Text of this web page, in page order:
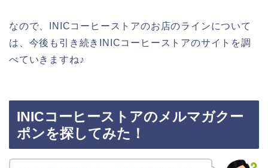
なので、INICコーヒーストアのお店のラインについて
は、今後も引き続きINICコーヒーストアのサイトを調
べていきますね♪
INICコーヒーストアのメルマガクー
ポンを探してみた！